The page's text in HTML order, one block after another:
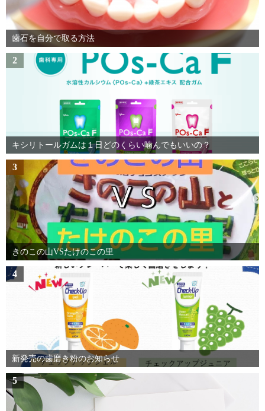
歯石を自分で取る方法
2
キシリトールガムは１日どのくらい噛んでもいいの？
3
きのこの山VSたけのこの里
4
新発売の歯磨き粉のお知らせ
5